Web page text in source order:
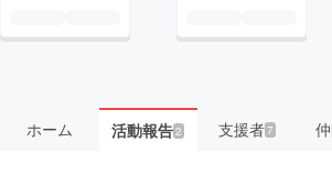
ホーム 活動報告2 支援者7